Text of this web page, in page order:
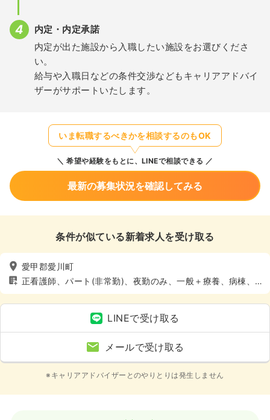
内定・内定承諾
内定が出た施設から入職したい施設をお選びくださ
い。
給与や入職日などの条件交渉などもキャリアアドバイ
ザーがサポートいたします。
いま転職するべきかを相談するのもOK
希望や経験をもとに、LINEで相談できる
最新の募集状況を確認してみる
条件が似ている新着求人を受け取る
愛甲郡愛川町
正看護師、パート(非常勤)、夜勤のみ、一般＋療養、病棟、4
週8休以上
LINEで受け取る
メールで受け取る
※キャリアアドバイザーとのやりとりは発生しません